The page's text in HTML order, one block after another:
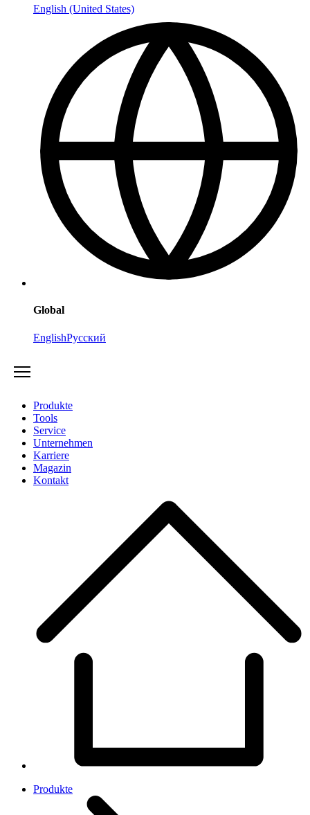
English (United States)
Global
EnglishРусский
Produkte
Tools
Service
Unternehmen
Karriere
Magazin
Kontakt
Produkte